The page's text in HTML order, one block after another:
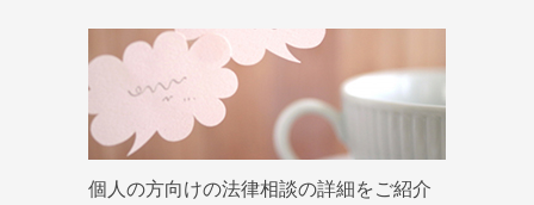
個人の方向けの法律相談の詳細をご紹介